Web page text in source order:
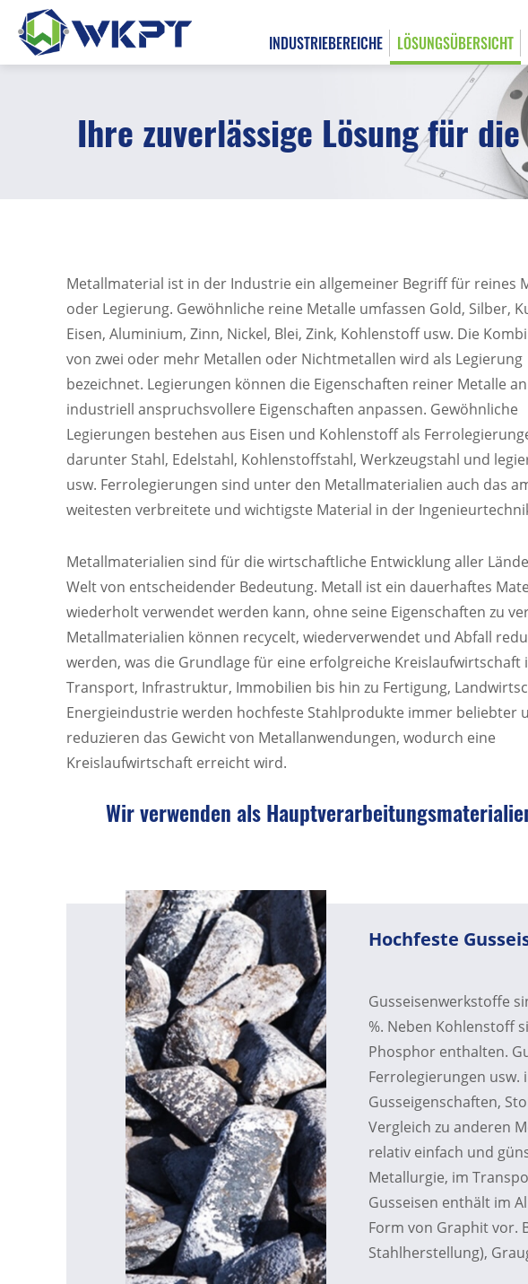
INDUSTRIEBEREICHE LÖSUNGSÜBERSICHT
Ihre zuverlässige Lösung für
Metallmaterial ist in der Industrie ein allgemeiner Begriff für reines
oder Legierung. Gewöhnliche reine Metalle umfassen Gold, Silber,
Eisen, Aluminium, Zinn, Nickel, Blei, Zink, Kohlenstoff usw. Die
von zwei oder mehr Metallen oder Nichtmetallen wird als Legierung
bezeichnet. Legierungen können die Eigenschaften reiner Metalle an
industriell anspruchsvollere Eigenschaften anpassen. Gewöhnliche
Legierungen bestehen aus Eisen und Kohlenstoff als
darunter Stahl, Edelstahl, Kohlenstoffstahl, Werkzeugstahl und
usw. Ferrolegierungen sind unter den Metallmaterialien auch das
weitesten verbreitete und wichtigste Material in der
Metallmaterialien sind für die wirtschaftliche Entwicklung aller
Welt von entscheidender Bedeutung. Metall ist ein dauerhaftes
wiederholt verwendet werden kann, ohne seine Eigenschaften zu
Metallmaterialien können recycelt, wiederverwendet und Abfall
werden, was die Grundlage für eine erfolgreiche Kreislaufwirtschaft
Transport, Infrastruktur, Immobilien bis hin zu Fertigung,
Energieindustrie werden hochfeste Stahlprodukte immer beliebter
reduzieren das Gewicht von Metallanwendungen, wodurch eine
Kreislaufwirtschaft erreicht wird.
Wir verwenden als
Hochfeste
Gusseisenwerkstoffe
%. Neben Kohlenstoff
Phosphor enthalten.
Ferrolegierungen usw.
Gusseigenschaften,
Vergleich zu anderen
relativ einfach und
Metallurgie, im
Gusseisen enthält im
Form von Graphit vor.
Stahlherstellung),
繁體中文 English
All
Machbarkeitsstudie
Prototypenfertigung
Materialbeschaffung
All
Hochfeste Gusseisenteile
Teile aus Kohlenstoffstahl mit hoher Härte,
Fertigungsstrategie & Werkzeuge
Fertigungsprozess
Verpackung und Versand
ÜBER UNS
SUPPORT
KONTAKT